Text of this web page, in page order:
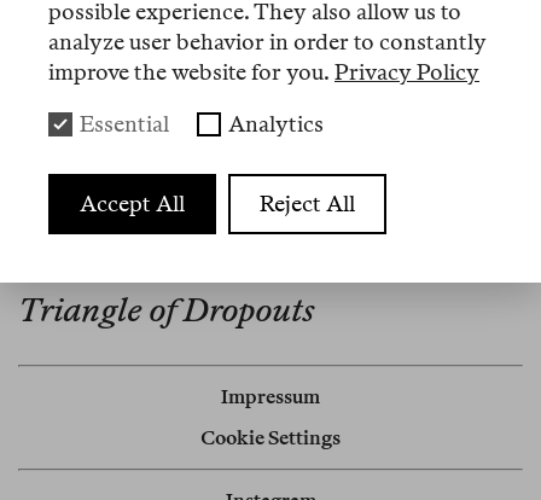
Verlag.
Triangle of Dropouts
Impressum
Cookie Settings
possible experience. They also allow us to
analyze user behavior in order to constantly
improve the website for you. Privacy Policy
Essential Analytics
Accept All Reject All